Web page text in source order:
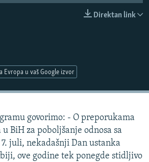
Direktan link
Evropa u vaš Google izvor
govorimo: - O preporukama
BiH za poboljšanje odnosa sa
juli, nekadašnji Dan ustanka
ove godine tek ponegde stidljivo